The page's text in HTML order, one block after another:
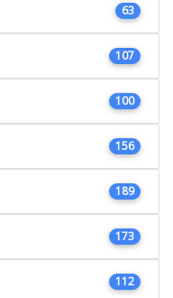
63
107
100
156
189
173
112